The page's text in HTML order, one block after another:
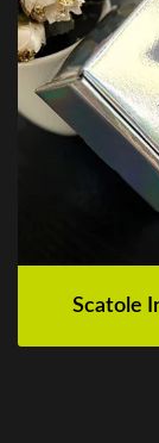
Scatole